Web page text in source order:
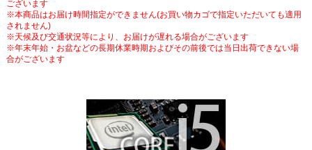
ございます
※本商品はお届け時間指定ができません(お買い物カゴで指定いただいても適用
されません)
※天候及び交通状況等により、お届けが遅れる場合がございます
※年末年始・お盆などの長期休業時期およびその前後では当日出荷できない場
合がございます